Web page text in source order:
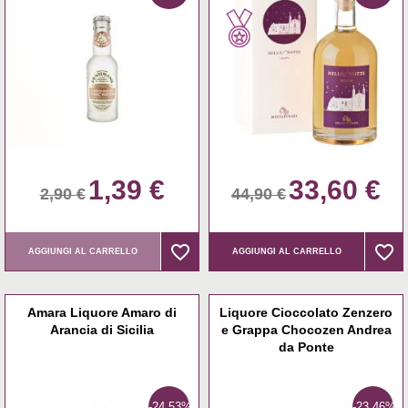
2,90 € 1,39 €
AGGIUNGI AL CARRELLO favorite_border
favorite_border
44,90 €33,60 €
AGGIUNGI AL CARRELLO favorite_border
favorite_border
Amara Liquore Amaro di
Arancia di Sicilia
Liquore Cioccolato Zenzero
e Grappa Chocozen Andrea
da Ponte